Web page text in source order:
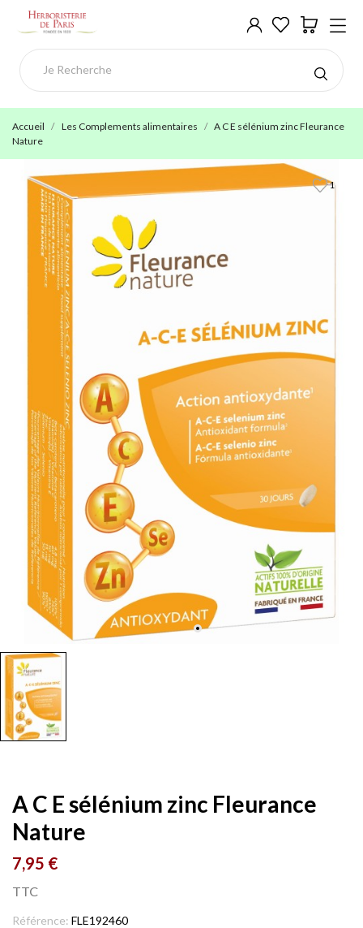
Accueil Les Complements alimentaires
A C E sélénium zinc Fleurance
Nature
1
A C E sélénium zinc Fleurance
Nature
7,95 €
TTC
Référence: FLE192460